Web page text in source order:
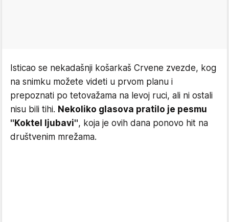
Isticao se nekadašnji košarkaš Crvene zvezde, kog
na snimku možete videti u prvom planu i
prepoznati po tetovažama na levoj ruci, ali ni ostali
nisu bili tihi. Nekoliko glasova pratilo je pesmu
''Koktel ljubavi'', koja je ovih dana ponovo hit na
društvenim mrežama.